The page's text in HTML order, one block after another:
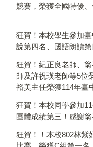
競賽，榮獲全國特優
狂賀！本校學生參加
說第四名、國語朗讀
狂賀！紀正良老師、
師及許祝瑛老師等5位
裕美主任榮獲114年臺
狂賀！本校同學參加
團體成績第三！感謝
狂賀！！本校802林紫